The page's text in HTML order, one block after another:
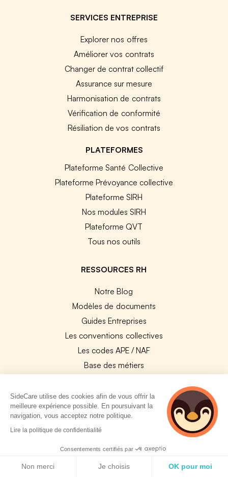
SERVICES ENTREPRISE
Explorer nos offres
Améliorer vos contrats
Changer de contrat collectif
Assurance sur mesure
Harmonisation de contrats
Vérification de conformité
Résiliation de vos contrats
PLATEFORMES
Plateforme Santé Collective
Plateforme Prévoyance collective
Plateforme SIRH
Nos modules SIRH
Plateforme QVT
Tous nos outils
RESSOURCES RH
Notre Blog
Modèles de documents
Guides Entreprises
Les conventions collectives
Les codes APE / NAF
Base des métiers
Le PMSS par année
Bureaux CPAM
Tops assurances par secteur
Réseaux de soins
SideCare utilise des cookies afin de vous offrir la
meilleure expérience possible. En poursuivant la
navigation, vous acceptez notre politique.
Lire la politique de confidentialité
Consentements certifiés par
Non merci Je choisis OK pour moi
2 personnes
consultent
actuellement cette